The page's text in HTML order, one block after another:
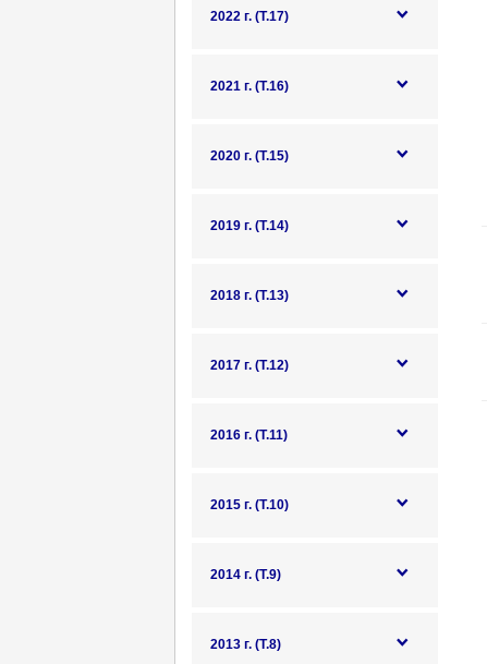
2022 г. (Т.17)
2021 г. (Т.16)
2020 г. (Т.15)
2019 г. (Т.14)
2018 г. (Т.13)
2017 г. (Т.12)
2016 г. (Т.11)
2015 г. (Т.10)
2014 г. (Т.9)
2013 г. (Т.8)